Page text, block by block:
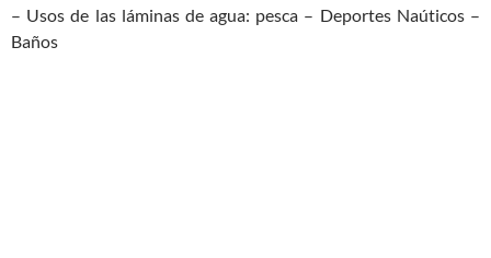
– Usos de las láminas de agua: pesca – Deportes Naúticos –
Baños